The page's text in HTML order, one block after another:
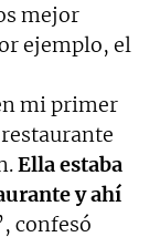
mejor
ejemplo, el
mi primer
Ella estaba
y ahí
confesó